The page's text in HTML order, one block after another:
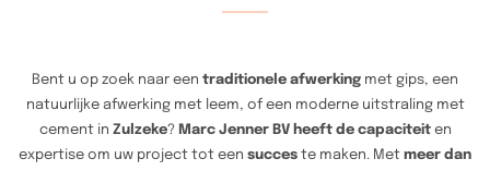
Bent u op zoek naar een traditionele afwerking met gips, een
natuurlijke afwerking met leem, of een moderne uitstraling met
cement in Zulzeke? Marc Jenner BV heeft de capaciteiten
expertise om uw project tot een succes te maken. Met meer dan